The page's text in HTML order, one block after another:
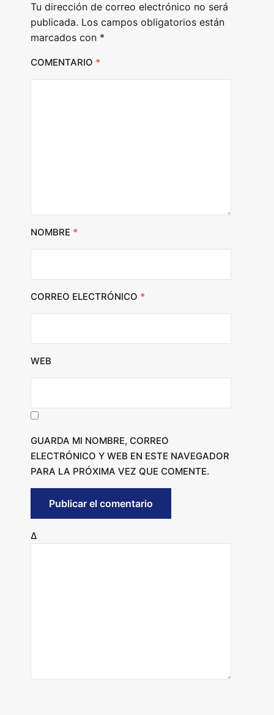
Tu dirección de correo electrónico no será
publicada. Los campos obligatorios están
marcados con *
COMENTARIO *
NOMBRE *
CORREO ELECTRÓNICO *
WEB
GUARDA MI NOMBRE, CORREO
ELECTRÓNICO Y WEB EN ESTE NAVEGADOR
PARA LA PRÓXIMA VEZ QUE COMENTE.
Δ